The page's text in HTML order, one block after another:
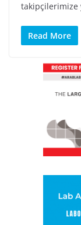
takipçilerimize
Read More